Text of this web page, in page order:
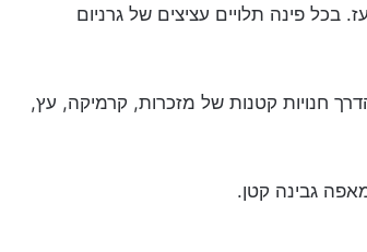
פינה תלויים עציצים של גרניום
חנויות קטנות של מזכרות, קרמיקה, עץ,
גבינה קטן.